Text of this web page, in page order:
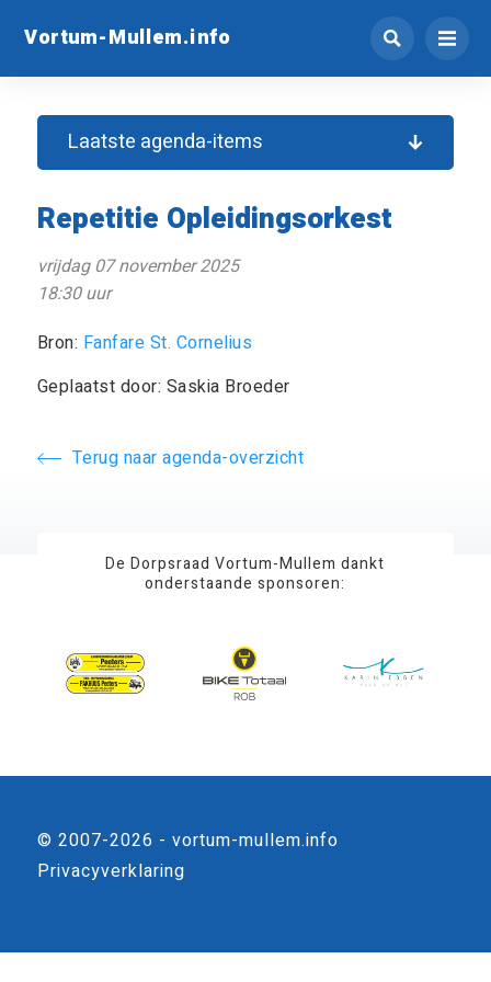
Vortum-Mullem.info
Repetitie Opleidingsorkest
vrijdag 07 november 2025
18:30 uur
Bron: Fanfare St. Cornelius
Geplaatst door: Saskia Broeder
Terug naar agenda-overzicht
Laatste agenda-items
De Dorpsraad Vortum-Mullem dankt
onderstaande sponsoren:
© 2007-2026 - vortum-mullem.info
Privacyverklaring